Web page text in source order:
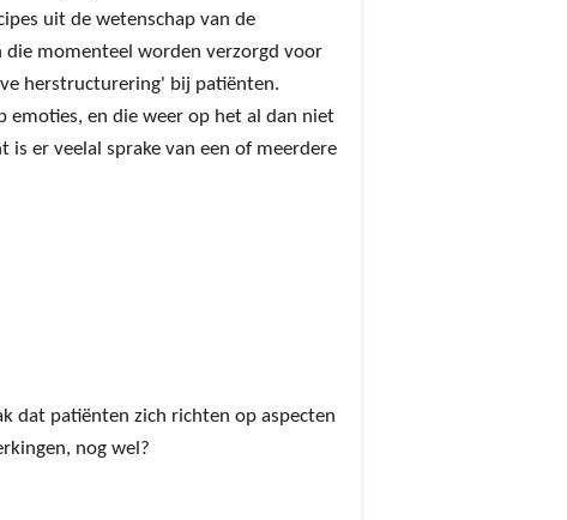
uit de wetenschap van de
die momenteel worden verzorgd voor
herstructurering' bij patiënten.
emoties, en die weer op het al dan niet
er veelal sprake van een of meerdere
dat patiënten zich richten op aspecten
nog wel?